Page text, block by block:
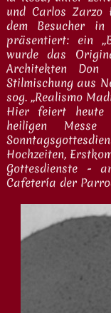
und Carlos Zarzo
dem Besucher
präsentiert: ein
wurde das
Architekten
Stilmischung aus
sog. „Realismo
Hier feiert heute
heiligen
Hochzeiten,
Gottesdienste -
Cafetería der